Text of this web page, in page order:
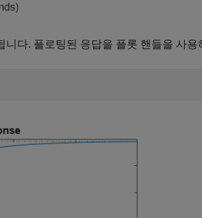
다. 플로팅된 응답을 플롯 핸들을 사용